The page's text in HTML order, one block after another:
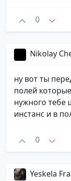
0
Nikolay
ну вот ты
полей
нужного тебе
инстанс и в
0
Yeskela